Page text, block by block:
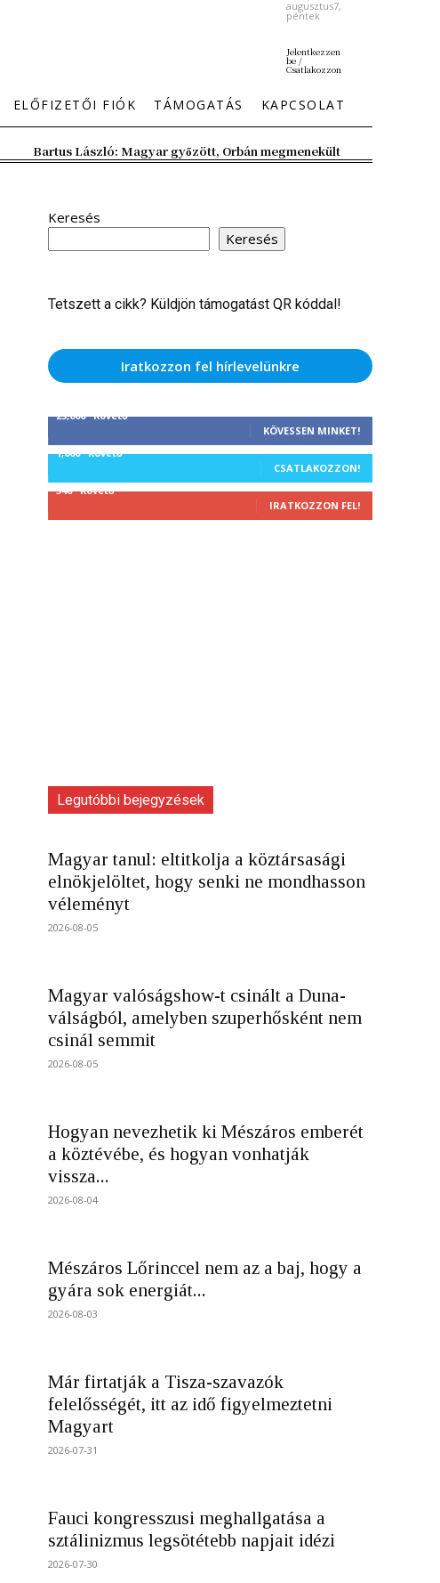
augusztus7,
péntek
Jelentkezzen
be /
Csatlakozzon
ELŐFIZETŐI FIÓK TÁMOGATÁS KAPCSOLAT
Bartus László: Magyar győzött, Orbán megmenekült
Keresés
Keresés
Tetszett a cikk? Küldjön támogatást QR kóddal!
Iratkozzon fel hírlevelünkre
25,000 Követő
KÖVESSEN MINKET!
1,000 Követő
CSATLAKOZZON!
340 Követő
IRATKOZZON FEL!
Legutóbbi bejegyzések
Magyar tanul: eltitkolja a köztársasági
elnökjelöltet, hogy senki ne mondhasson
véleményt
2026-08-05
Magyar valóságshow-t csinált a Duna-
válságból, amelyben szuperhősként nem
csinál semmit
2026-08-05
Hogyan nevezhetik ki Mészáros emberét
a köztévébe, és hogyan vonhatják
vissza...
2026-08-04
Mészáros Lőrinccel nem az a baj, hogy a
gyára sok energiát...
2026-08-03
Már firtatják a Tisza-szavazók
felelősségét, itt az idő figyelmeztetni
Magyart
2026-07-31
Fauci kongresszusi meghallgatása a
sztálinizmus legsötétebb napjait idézi
2026-07-30